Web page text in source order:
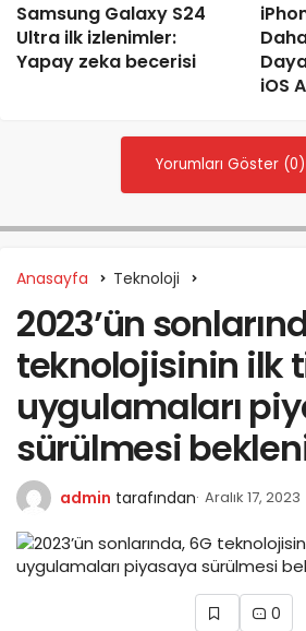
Samsung Galaxy S24
Ultra ilk izlenimler:
Yapay zeka becerisi
iOS
Yorumları Göster (0)
Anasayfa Teknoloji
2023’ün
teknolojisinin ilk
uygulamaları
sürülmesi
admin tarafından Aralık 17, 2023
0